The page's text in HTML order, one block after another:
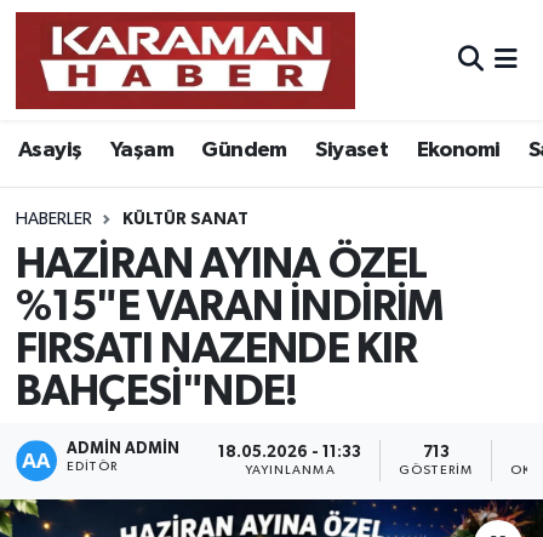
Asayiş Yaşam Gündem Siyaset Ekonomi
HABERLER KÜLTÜR SANAT
HAZİRAN AYINA ÖZEL
%15"E VARAN İNDİRİM
FIRSATI NAZENDE KIR
BAHÇESİ"NDE!
ADMIN ADMIN
EDITÖR
18.05.2026 - 11:33
YAYINLANMA
713
GÖSTERIM
Asayiş
Bilim - Teknoloji
Eğitim
Ekonomi
Foto Galeri
Gündem
Kültür Sanat
Sağlık
Nöbetçi Eczaneler
Hava Durumu
Karaman Namaz Vakitleri
Trafik Durumu
Süper Lig Puan Durumu ve Fikstür
Tüm Manşetler
Son Dakika Haberleri
Haber Arşivi